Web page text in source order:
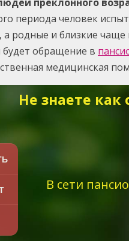
периода человек
родные и близкие чаще
обращение в
медицинская
Не знаете
В сети